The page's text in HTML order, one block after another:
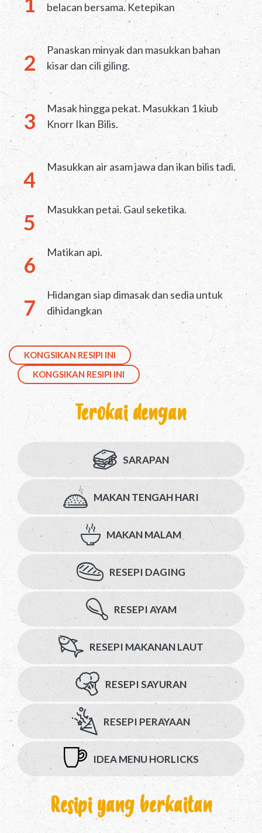
belacan bersama. Ketepikan
Panaskan minyak dan masukkan bahan
kisar dan cili giling.
Masak hingga pekat. Masukkan 1 kiub
Knorr Ikan Bilis.
Masukkan air asam jawa dan ikan bilis tadi.
Masukkan petai. Gaul seketika.
Matikan api.
Hidangan siap dimasak dan sedia untuk
dihidangkan
KONGSIKAN RESIPI INI
KONGSIKAN RESIPI INI
Terokai dengan
SARAPAN
MAKAN TENGAH HARI
MAKAN MALAM
RESEPI DAGING
RESEPI AYAM
RESEPI MAKANAN LAUT
RESEPI SAYURAN
RESEPI PERAYAAN
IDEA MENU HORLICKS
Resipi yang berkaitan